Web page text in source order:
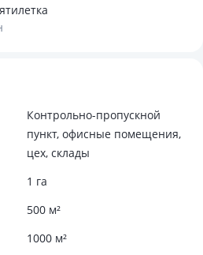
Контрольно-пропускной
пункт, офисные помещения,
цех, склады
1 га
500 м²
1000 м²